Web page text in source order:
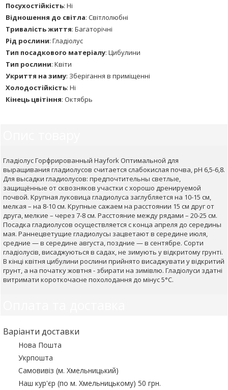
Посухостійкість: Ні
Відношення до світла: Світлолюбні
Тривалість життя: Багаторічні
Рід рослини: Гладіолус
Тип посадкового матеріалу: Цибулини
Тип рослини: Квіти
Укриття на зиму: Зберігання в приміщенні
Холодостійкість: Ні
Кінець цвітіння: Октябрь
Гладіолус Горфрированный Hayfork Оптимальной для
выращивания гладиолусов считается слабокислая почва, рН 6,5-6,8.
Для высадки гладиолусов: предпочтительны светлые,
защищённые от сквозняков участки с хорошо дренируемой
почвой. Крупная луковица гладиолуса заглубляется на 10-15 см,
мелкая – на 8-10 см. Крупные сажаем на расстоянии 15 см друг от
друга, мелкие – через 7-8 см. Расстояние между рядами – 20-25 см.
Посадка гладиолусов осуществляется с конца апреля до середины
мая. Раннецветущие гладиолусы зацветают в середине июля,
средние — в середине августа, поздние — в сентябре. Сорти
гладіолусів, висаджуються в садах, не зимують у відкритому грунті.
В кінці квітня цибулини рослини прийнято висаджувати у відкритий
грунт, а на початку жовтня - збирати на зимівлю. Гладіолуси здатні
витримати короткочасне похолодання до мінус 5°C.
Варіанти доставки
Нова Пошта
Укрпошта
Самовивіз (м. Хмельницький)
Наш кур'єр (по м. Хмельницькому) 50 грн.